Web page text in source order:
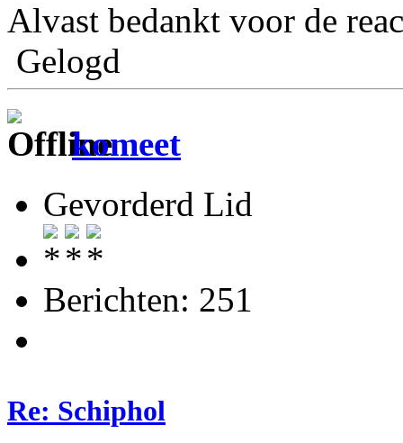
Alvast bedankt voor de
Gelogd
komeet
Gevorderd Lid
Berichten: 251
Re: Schiphol